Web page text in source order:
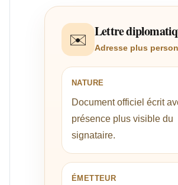
✉️ Lettre
Adresse plus
NATURE
Document officiel écrit
présence plus visible du
signataire.
ÉMETTEUR